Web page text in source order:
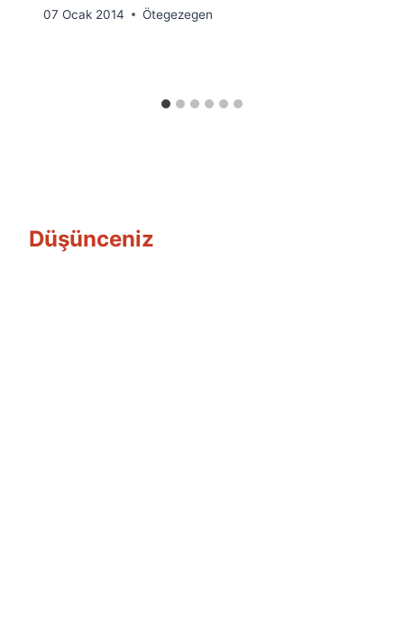
By
07 Ocak 2014 Ötegezegen
Düşünceniz